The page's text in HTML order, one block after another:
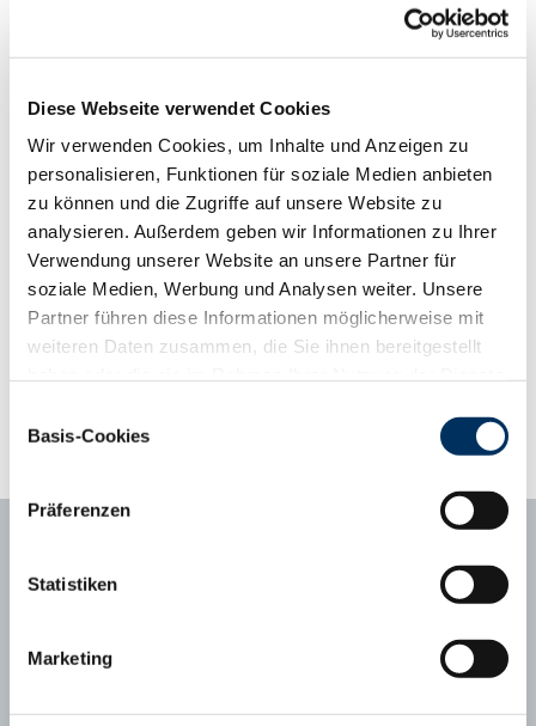
Diese Webseite verwendet Cookies
Wir verwenden Cookies, um Inhalte und Anzeigen zu
personalisieren, Funktionen für soziale Medien anbieten
zu können und die Zugriffe auf unsere Website zu
analysieren. Außerdem geben wir Informationen zu Ihrer
Verwendung unserer Website an unsere Partner für
soziale Medien, Werbung und Analysen weiter. Unsere
Partner führen diese Informationen möglicherweise mit
weiteren Daten zusammen, die Sie ihnen bereitgestellt
Cookies, wenn Sie unsere Webseite weiterhin nutzen.
Basis-Cookies
Präferenzen
Statistiken
Marketing
Belgier-Genetik. Kreuzungskälber von Oasis erzielen auf
Absatzveranstaltungen überdurchschnittliche Preise, was auf
beste Masteigenschaften hinweist. Oasis steht auch gesext
männlich zur Verfügung.
Phänotyp-Informationen aus der Gebrauchskreuzung
ab zweiter Kalbung, Abweichung vom Mittelwert
Kalbungen
13543
Abweichungsprofil -2
Tragezeit (Tage) 281
282,9
1,6